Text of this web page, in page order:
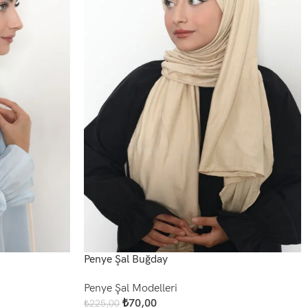
Penye Şal Buğday
Penye Şal Modelleri
₺225,00 ₺70,00